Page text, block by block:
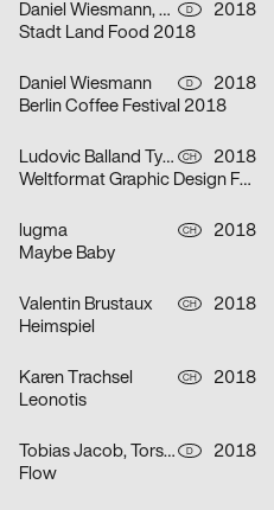
Daniel Wiesmann, Simon Schmalhorst D
2018
Stadt Land Food 2018
Daniel Wiesmann D
2018
Berlin Coffee Festival 2018
Ludovic Balland Typography Cabinet, Julian Humm CH
2018
Weltformat Graphic Design Festival
lugma CH
2018
Maybe Baby
Valentin Brustaux CH
2018
Heimspiel
Karen Trachsel CH
2018
Leonotis
Tobias Jacob, Torsten Illner D
2018
Flow